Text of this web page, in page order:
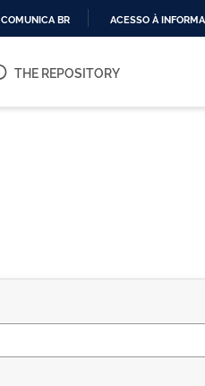
O
COMUNICA BR ACESSO À
THE REPOSITORY